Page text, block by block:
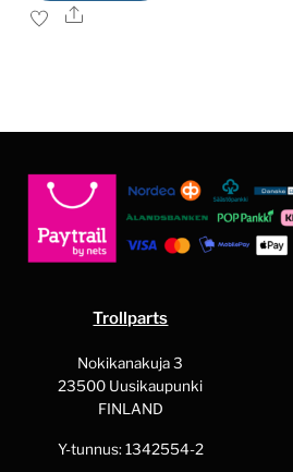
Tällä
muunnelma.
tehdä
tuotteen
Ale
Trollparts
Nokikanakuja 3
23500 Uusikaupunki
FINLAND
Y-tunnus: 1342554-2